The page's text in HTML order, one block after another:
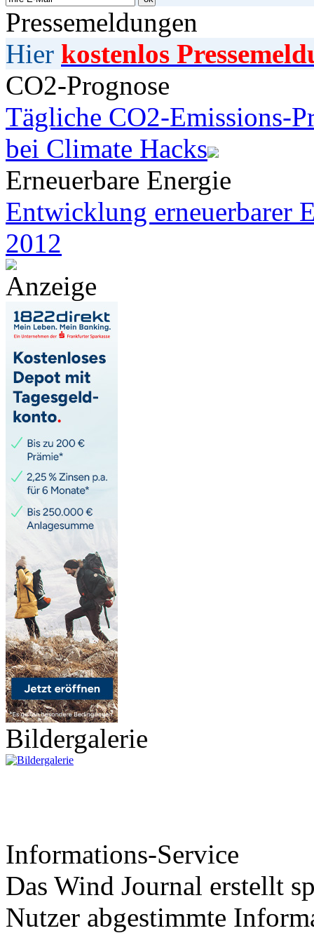
Pressemeldungen
Hier kostenlos
CO2-Prognose
Tägliche CO2-Emissions-
bei Climate Hacks
Erneuerbare Energie
Entwicklung erneuerbarer
2012
Anzeige
Bildergalerie
Informations-Service
Das Wind Journal erstellt
Nutzer abgestimmte